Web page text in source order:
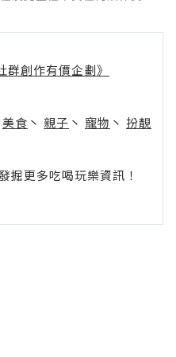
群創作有價企劃》
美食 丶 親子 丶 寵物 丶 扮靚
更多吃喝玩樂資訊！